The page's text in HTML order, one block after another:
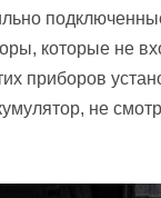
которые не
приборов
не